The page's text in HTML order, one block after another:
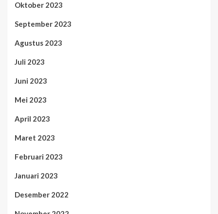
Oktober 2023
September 2023
Agustus 2023
Juli 2023
Juni 2023
Mei 2023
April 2023
Maret 2023
Februari 2023
Januari 2023
Desember 2022